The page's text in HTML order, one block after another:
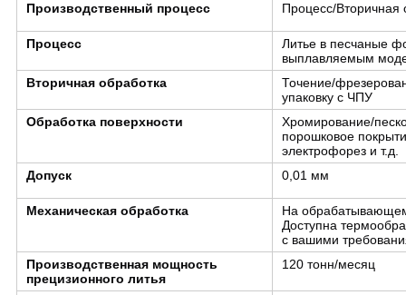
Производственный процесс Процесс/Вторичная
Процесс
Литье в песчаные
выплавляемым
Вторичная обработка
Точение/
упаковку с ЧПУ
Обработка поверхности
Хромирование/
порошковое
электрофорез и т.д.
Допуск
0,01 мм
Механическая обработка
На
Доступна
с вашими
Производственная мощность
прецизионного литья
120 тонн/месяц